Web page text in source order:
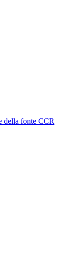
della fonte CCR